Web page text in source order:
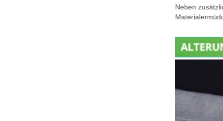
Neben